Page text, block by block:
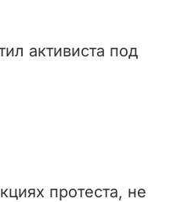
активиста под
протеста, не